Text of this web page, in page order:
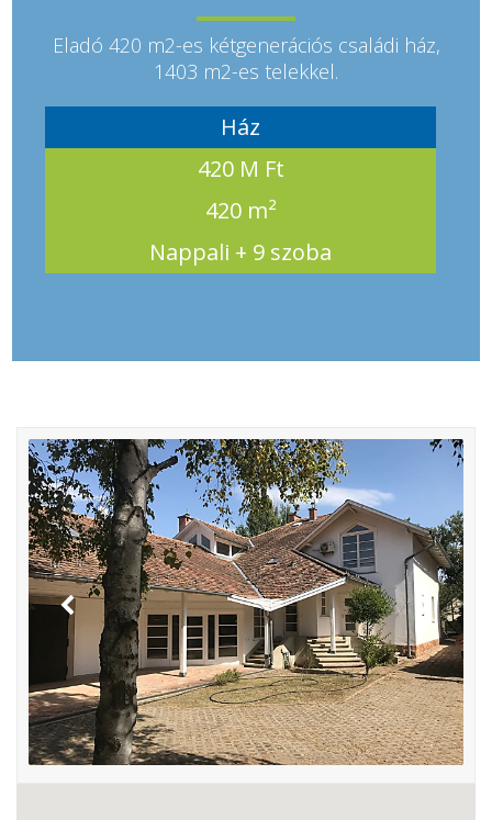
Eladó 420 m2-es kétgenerációs családi ház,
1403 m2-es telekkel.
Ház
420 M Ft
420 m²
Nappali + 9 szoba